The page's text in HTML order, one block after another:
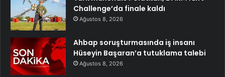
Challenge’da finale kaldı
Ağustos 8, 2026
Ahbap soruşturmasında iş insanı
Hüseyin Başaran’a tutuklama talebi
Ağustos 8, 2026